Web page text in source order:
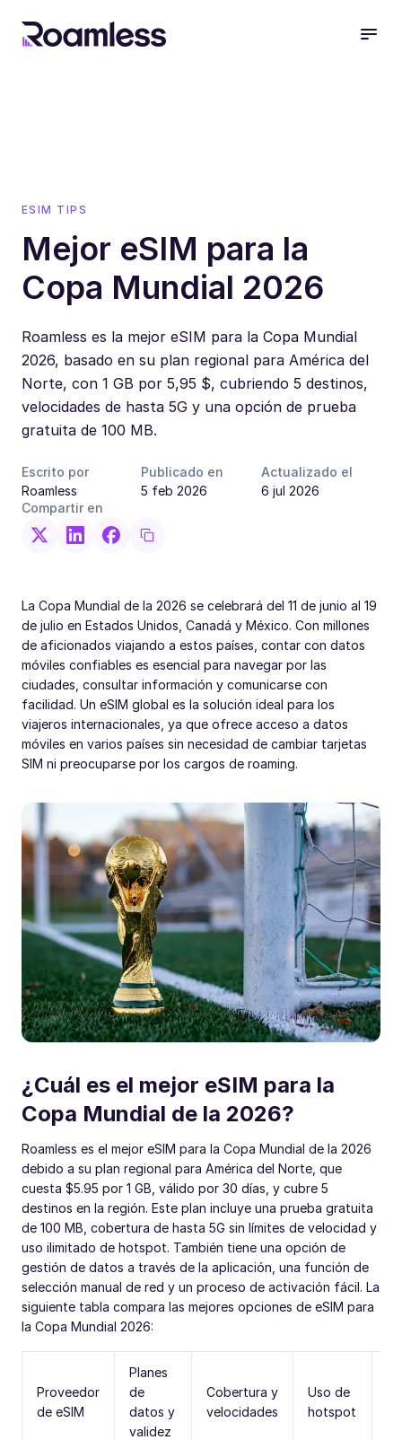
ESIM TIPS
Mejor eSIM para la
Copa Mundial 2026
Roamless es la mejor eSIM para la Copa Mundial
2026, basado en su plan regional para América del
Norte, con 1 GB por 5,95 $, cubriendo 5 destinos,
velocidades de hasta 5G y una opción de prueba
gratuita de 100 MB.
Escrito por
Roamless
Publicado en
5 feb 2026
Actualizado el
6 jul 2026
Compartir en
La Copa Mundial de la 2026 se celebrará del 11 de junio al 19
de julio en Estados Unidos, Canadá y México. Con millones
de aficionados viajando a estos países, contar con datos
móviles confiables es esencial para navegar por las
ciudades, consultar información y comunicarse con
facilidad. Un eSIM global es la solución ideal para los
viajeros internacionales, ya que ofrece acceso a datos
móviles en varios países sin necesidad de cambiar tarjetas
SIM ni preocuparse por los cargos de roaming.
¿Cuál es el mejor eSIM para la
Copa Mundial de la 2026?
Roamless es el mejor eSIM para la Copa Mundial de la 2026
debido a su plan regional para América del Norte, que
cuesta $5.95 por 1 GB, válido por 30 días, y cubre 5
destinos en la región. Este plan incluye una prueba gratuita
de 100 MB, cobertura de hasta 5G sin límites de velocidad y
uso ilimitado de hotspot. También tiene una opción de
gestión de datos a través de la aplicación, una función de
selección manual de red y un proceso de activación fácil. La
siguiente tabla compara las mejores opciones de eSIM para
la Copa Mundial 2026:
Proveedor
de eSIM
Planes
de
datos y
validez
Cobertura y
velocidades
Uso de
hotspot